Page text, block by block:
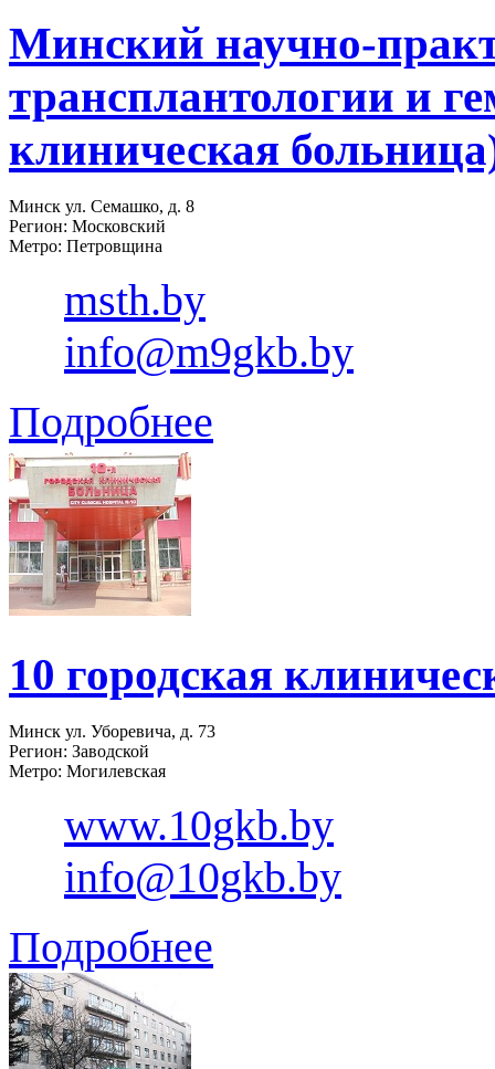
Минский научно-
трансплантологии и
клиническая
Минск ул. Семашко, д. 8
Регион: Московский
Метро: Петровщина
msth.by
info@m9gkb.by
Подробнее
10 городская
Минск ул. Уборевича, д. 73
Регион: Заводской
Метро: Могилевская
www.10gkb.by
info@10gkb.by
Подробнее